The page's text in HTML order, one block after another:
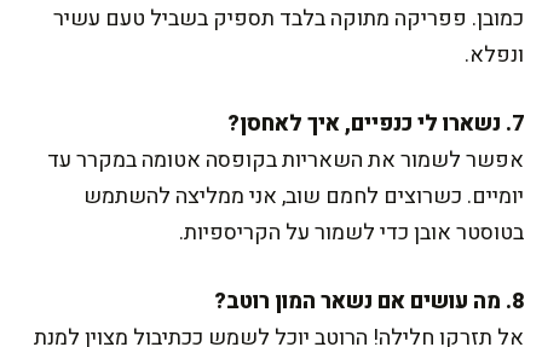
כמובן. פפריקה מתוקה בלבד תספיק בשביל טעם עשיר
ונפלא.
7. נשארו לי כנפיים, איך לאחסן?
אפשר לשמור את השאריות בקופסה אטומה במקרר עד
יומיים. כשרוצים לחמם שוב, אני ממליצה להשתמש
בטוסטר אובן כדי לשמור על הקריספיות.
8. מה עושים אם נשאר המון רוטב?
אל תזרקו חלילה! הרוטב יוכל לשמש ככתיבול מצוין למנת